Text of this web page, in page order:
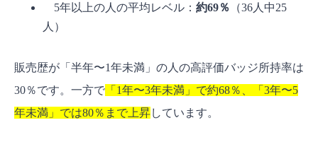
5年以上の人の平均レベル： 約69％
（36人中25
人）
販売歴が「半年〜1年未満」の人の高評価バッジ所持率は
30％です。一方で 「1年〜3年未満」で約68％、「3年〜5
年未満」では80％まで上昇しています。